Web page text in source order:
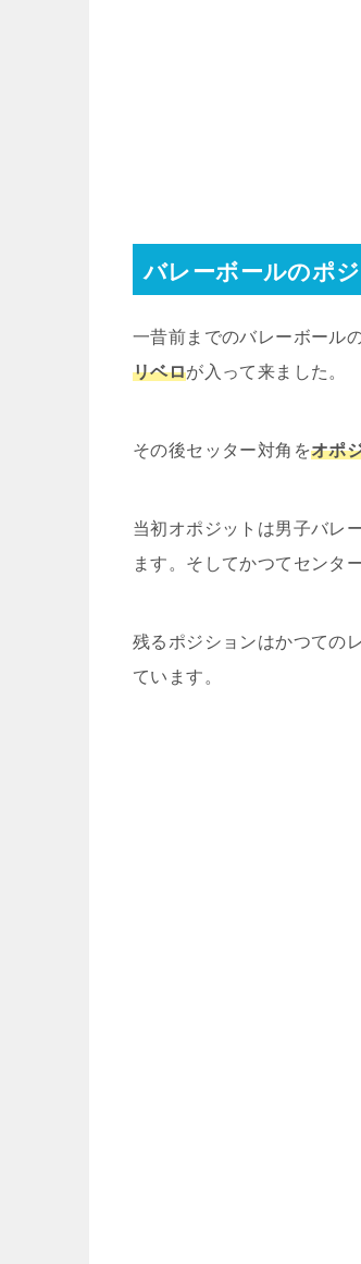
バレーボールのポ
一昔前までのバレーボール
リベロが入って来ました。
その後セッター対角をオポ
当初オポジットは男子バレ
ます。そしてかつてセンタ
残るポジションはかつての
ています。